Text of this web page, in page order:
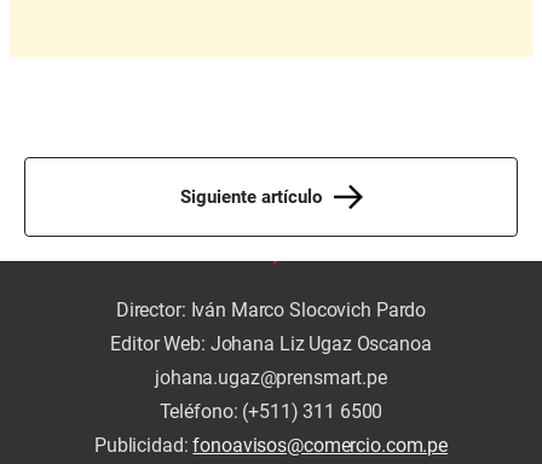
Siguiente artículo
Director: Iván Marco Slocovich Pardo
Editor Web: Johana Liz Ugaz Oscanoa
johana.ugaz@prensmart.pe
Teléfono: (+511) 311 6500
Publicidad:fonoavisos@comercio.com.pe